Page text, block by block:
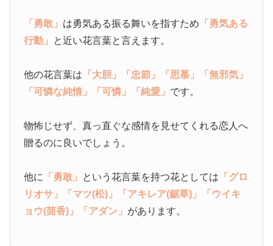
「勇敢」 は勇気ある振る舞いを指すため 「勇気ある
行動」 と近い花言葉と言えます。
他の花言葉は 「大胆」 「忠節」 「思慕」
「無邪気」
「可憐な純情」
「可憐」 「純愛」 です。
物怖じせず、真っ直ぐな感情を見せてくれる恋人へ
贈るのに良いでしょう。
他に 「勇敢」 という花言葉を持つ花としては 「グロ
リオサ」
「マツ(松)」 「アキレア(鋸草)」
「ウイキ
ョウ(茴香)」
「アダン」 があります。